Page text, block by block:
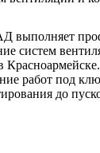
выполняет
систем
работ под
до